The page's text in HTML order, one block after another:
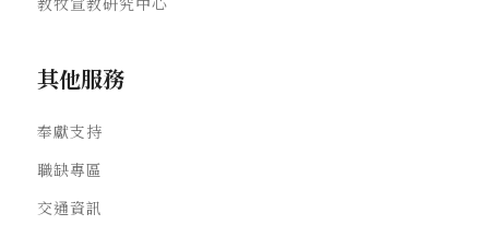
其他服務
奉獻支持
職缺專區
交通資訊